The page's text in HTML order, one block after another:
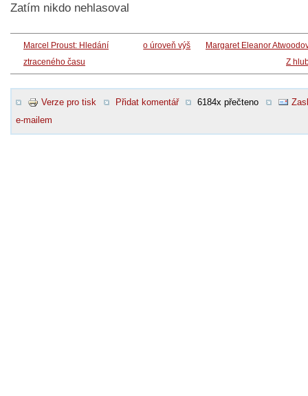
Zatím nikdo nehlasoval
Marcel Proust: Hledání
ztraceného času
o úroveň výš
Margaret Eleanor
Z
Verze pro tisk Přidat komentář 6184x přečteno
e-mailem